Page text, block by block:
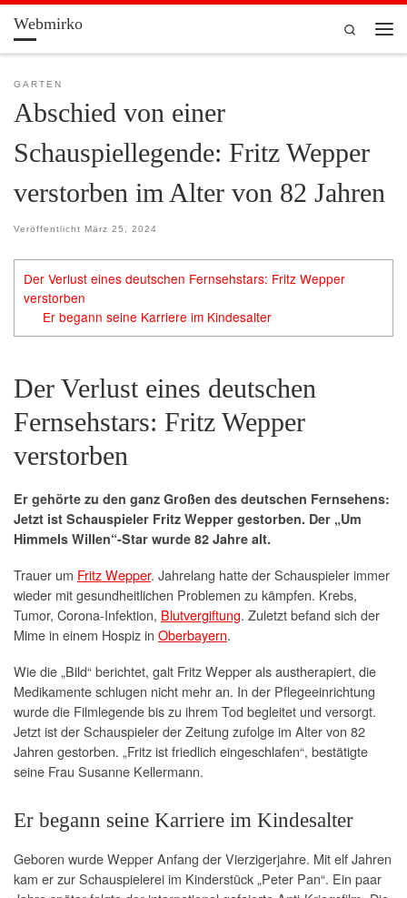
Zum Inhalt springen
Webmirko
Search
GARTEN
Abschied von einer
Schauspiellegende: Fritz Wepper
verstorben im Alter von 82 Jahren
Veröffentlicht März 25, 2024
Der Verlust eines deutschen Fernsehstars: Fritz Wepper
verstorben
Er begann seine Karriere im Kindesalter
Der Verlust eines deutschen
Fernsehstars: Fritz Wepper
verstorben
Er gehörte zu den ganz Großen des deutschen Fernsehens:
Jetzt ist Schauspieler Fritz Wepper gestorben. Der „Um
Himmels Willen“-Star wurde 82 Jahre alt.
Trauer um Fritz Wepper. Jahrelang hatte der Schauspieler immer
wieder mit gesundheitlichen Problemen zu kämpfen. Krebs,
Tumor, Corona-Infektion, Blutvergiftung. Zuletzt befand sich der
Mime in einem Hospiz in Oberbayern.
Wie die „Bild“ berichtet, galt Fritz Wepper als austherapiert, die
Medikamente schlugen nicht mehr an. In der Pflegeeinrichtung
wurde die Filmlegende bis zu ihrem Tod begleitet und versorgt.
Jetzt ist der Schauspieler der Zeitung zufolge im Alter von 82
Jahren gestorben. „Fritz ist friedlich eingeschlafen“, bestätigte
seine Frau Susanne Kellermann.
Er begann seine Karriere im Kindesalter
Geboren wurde Wepper Anfang der Vierzigerjahre. Mit elf Jahren
kam er zur Schauspielerei im Kinderstück „Peter Pan“. Ein paar